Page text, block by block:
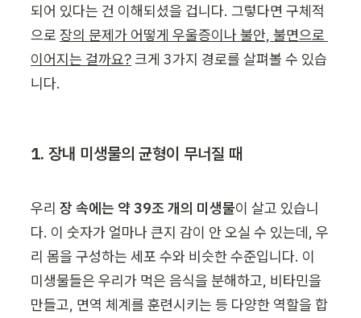
되어 있다는 건 이해되셨을 겁니다. 그렇다면 구체적
으로 장의 문제가 어떻게 우울증이나 불안, 불면으로
이어지는 걸까요? 크게 3가지 경로를 살펴볼 수 있습
니다.
1. 장내 미생물의 균형이 무너질 때
우리 장 속에는 약 39조 개의 미생물이 살고 있습니
다. 이 숫자가 얼마나 큰지 감이 안 오실 수 있는데, 우
리 몸을 구성하는 세포 수와 비슷한 수준입니다. 이
미생물들은 우리가 먹은 음식을 분해하고, 비타민을
만들고, 면역 체계를 훈련시키는 등 다양한 역할을 합